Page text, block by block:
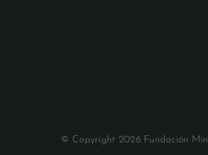
© Copyright 2026 Fundación